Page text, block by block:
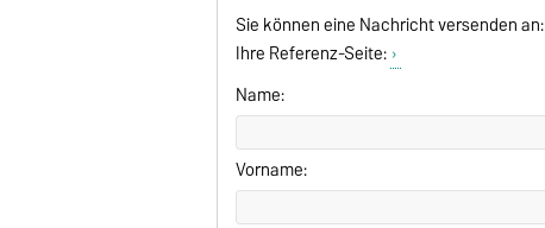
Sie können eine Nachricht versenden an:
Ihre Referenz-Seite:
Name:
Vorname: